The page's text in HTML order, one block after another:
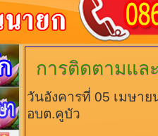
การติดตามแล
วันอังคารที่ 05 เมษา
อบต.คูบัว